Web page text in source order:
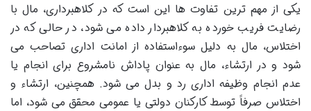
یکی از مهم ترین تفاوت ها این است که در کلاهبرداری، مال با
رضایت فریب خورده به کلاهبردار داده می شود، در حالی که در
اختلاس، مال به دلیل سوءاستفاده از امانت اداری تصاحب می
شود و در ارتشاء، مال به عنوان پاداش نامشروع برای انجام یا
عدم انجام وظیفه اداری رد و بدل می شود. همچنین، ارتشاء و
اختلاس صرفاً توسط کارکنان دولتی یا عمومی محقق می شود، اما